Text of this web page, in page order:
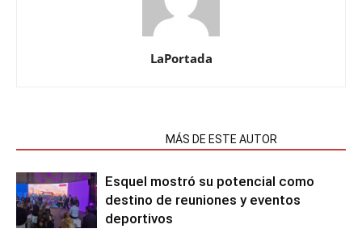
LaPortada
MÁS DE ESTE AUTOR
Esquel mostró su potencial como
destino de reuniones y eventos
deportivos